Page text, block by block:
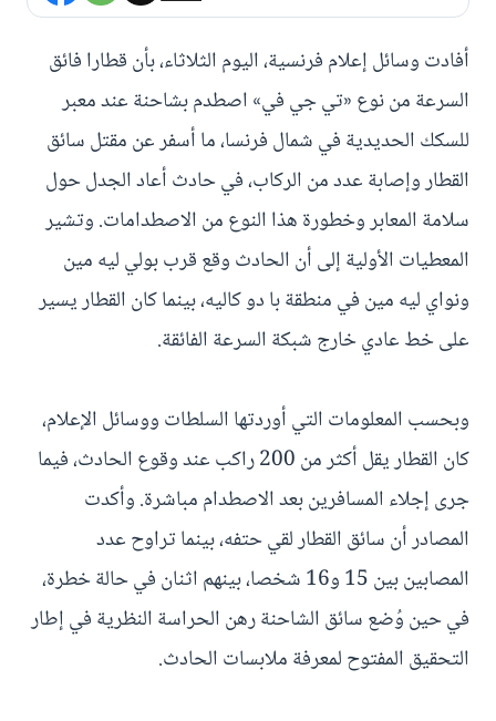
أفادت وسائل إعلام فرنسية، اليوم الثلاثاء، بأن قطارا فائق
السرعة من نوع «تي جي في» اصطدم بشاحنة عند معبر
للسكك الحديدية في شمال فرنسا، ما أسفر عن مقتل سائق
القطار وإصابة عدد من الركاب، في حادث أعاد الجدل حول
سلامة المعابر وخطورة هذا النوع من الاصطدامات. وتشير
المعطيات الأولية إلى أن الحادث وقع قرب بولي ليه مين
ونواي ليه مين في منطقة با دو كاليه، بينما كان القطار يسير
على خط عادي خارج شبكة السرعة الفائقة.
وبحسب المعلومات التي أوردتها السلطات ووسائل الإعلام،
كان القطار يقل أكثر من 200 راكب عند وقوع الحادث، فيما
جرى إجلاء المسافرين بعد الاصطدام مباشرة. وأكدت
المصادر أن سائق القطار لقي حتفه، بينما تراوح عدد
المصابين بين 15 و16 شخصا، بينهم اثنان في حالة خطرة،
في حين وُضع سائق الشاحنة رهن الحراسة النظرية في إطار
التحقيق المفتوح لمعرفة ملابسات الحادث.